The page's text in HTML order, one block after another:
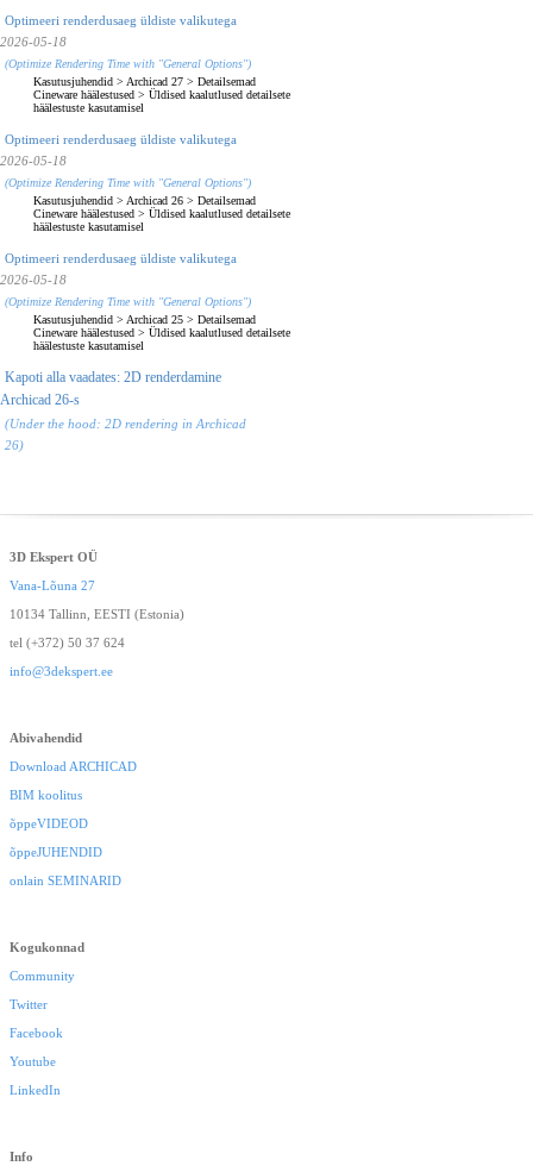
Optimeeri renderdusaeg üldiste valikutega
2026-05-18
(Optimize Rendering Time with "General Options")
Kasutusjuhendid > Archicad 27 > Detailsemad
Cineware häälestused > Üldised kaalutlused detailsete
häälestuste kasutamisel
Optimeeri renderdusaeg üldiste valikutega
2026-05-18
(Optimize Rendering Time with "General Options")
Kasutusjuhendid > Archicad 26 > Detailsemad
Cineware häälestused > Üldised kaalutlused detailsete
häälestuste kasutamisel
Optimeeri renderdusaeg üldiste valikutega
2026-05-18
(Optimize Rendering Time with "General Options")
Kasutusjuhendid > Archicad 25 > Detailsemad
Cineware häälestused > Üldised kaalutlused detailsete
häälestuste kasutamisel
Kapoti alla vaadates: 2D renderdamine
Archicad 26-s
(Under the hood: 2D rendering in Archicad
26)
3D Ekspert OÜ
Vana-Lõuna 27
10134 Tallinn, EESTI (Estonia)
tel (+372) 50 37 624
info@3dekspert.ee
Abivahendid
Download ARCHICAD
BIM koolitus
õppeVIDEOD
õppeJUHENDID
onlain SEMINARID
Kogukonnad
Community
Twitter
Facebook
Youtube
LinkedIn
Info